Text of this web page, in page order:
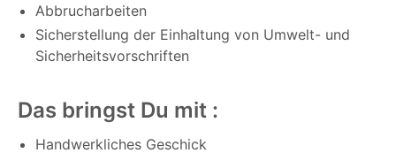
Abbrucharbeiten
Sicherstellung der Einhaltung von Umwelt- und
Sicherheitsvorschriften
Das bringst Du mit :
Handwerkliches Geschick